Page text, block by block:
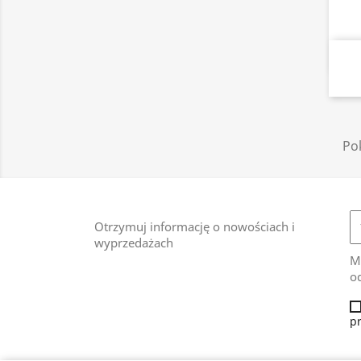
Otrzymuj informację o nowościach i
wyprzedażach